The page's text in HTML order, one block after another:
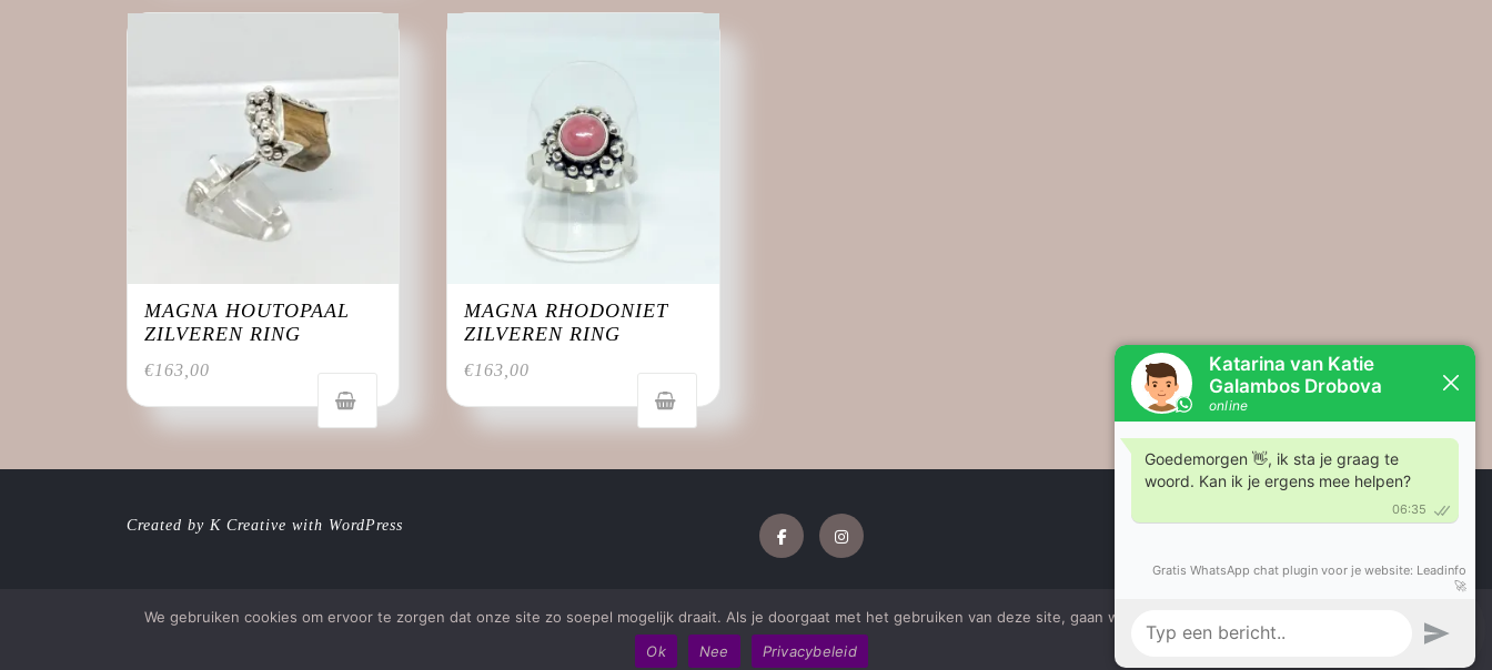
MAGNA HOUTOPAAL
ZILVEREN RING
€163,00
MAGNA RHODONIET
ZILVEREN RING
€163,00
Created by K Creative with WordPress Facebook
Jewellery WordPress Theme met Katie Galambos Drobova
We gebruiken cookies om ervoor te zorgen dat onze site zo soepel mogelijk draait. Als je doorgaat met het gebruiken van deze site, gaan we ervan uit dat je ermee instemt.
Ok
Nee Privacybeleid